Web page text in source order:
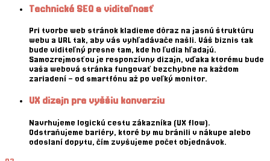
Technické SEO a viditeľnosť
Pri tvorbe web stránok kladieme dôraz na jasnú štruktúru
webu a URL tak, aby vás vyhľadávače našli. Váš biznis tak
bude viditeľný presne tam, kde ho ľudia hľadajú.
Samozrejmosťou je responzívny dizajn, vďaka ktorému bude
vaša webová stránka fungovať bezchybne na každom
zariadení – od smartfónu až po veľký monitor.
UX dizajn pre vyššiu konverziu
Navrhujeme logickú cestu zákazníka (UX flow).
Odstraňujeme bariéry, ktoré by mu bránili v nákupe alebo
odoslaní dopytu, čím zvyšujeme počet objednávok.